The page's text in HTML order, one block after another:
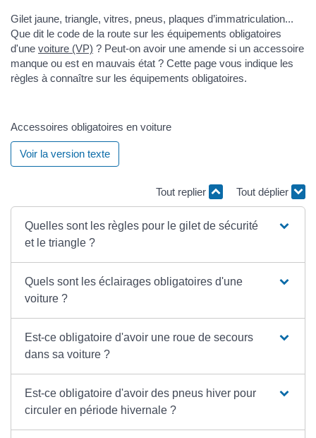
Gilet jaune, triangle, vitres, pneus, plaques d’immatriculation...
Que dit le code de la route sur les équipements obligatoires
d'une voiture (VP) ? Peut-on avoir une amende si un accessoire
manque ou est en mauvais état ? Cette page vous indique les
règles à connaître sur les équipements obligatoires.
Accessoires obligatoires en voiture
Voir la version texte
Tout replier Tout déplier
Quelles sont les règles pour le gilet de sécurité
et le triangle ?
Quels sont les éclairages obligatoires d'une
voiture ?
Est-ce obligatoire d'avoir une roue de secours
dans sa voiture ?
Est-ce obligatoire d'avoir des pneus hiver pour
circuler en période hivernale ?